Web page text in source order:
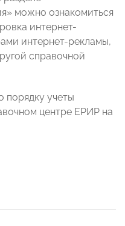
можно ознакомиться
интернет-
интернет-рекламы,
справочной
порядку учеты
центре ЕРИР на